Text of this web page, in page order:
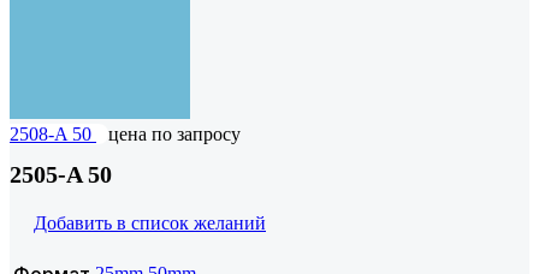
2508-A 50 цена по запросу
2505-A 50
Добавить в список желаний